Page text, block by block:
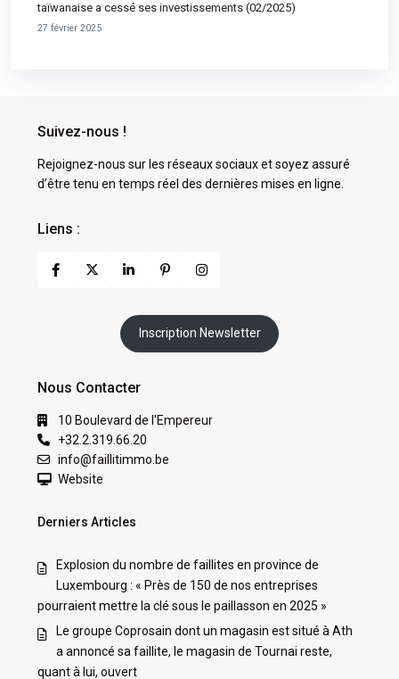
taïwanaise a cessé ses investissements (02/2025)
27 février 2025
Suivez-nous !
Rejoignez-nous sur les réseaux sociaux et soyez assuré
d’être tenu en temps réel des dernières mises en ligne.
Liens :
Inscription Newsletter
Nous Contacter
10 Boulevard de l'Empereur
+32.2.319.66.20
info@faillitimmo.be
Website
Derniers Articles
Explosion du nombre de faillites en province de
Luxembourg : « Près de 150 de nos entreprises
pourraient mettre la clé sous le paillasson en 2025 »
Le groupe Coprosain dont un magasin est situé à Ath
a annoncé sa faillite, le magasin de Tournai reste,
quant à lui, ouvert